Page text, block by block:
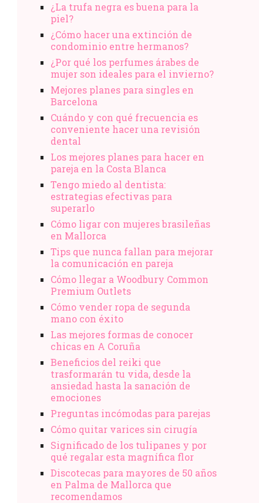
¿La trufa negra es buena para la
piel?
¿Cómo hacer una extinción de
condominio entre hermanos?
¿Por qué los perfumes árabes de
mujer son ideales para el invierno?
Mejores planes para singles en
Barcelona
Cuándo y con qué frecuencia es
conveniente hacer una revisión
dental
Los mejores planes para hacer en
pareja en la Costa Blanca
Tengo miedo al dentista:
estrategias efectivas para
superarlo
Cómo ligar con mujeres brasileñas
en Mallorca
Tips que nunca fallan para mejorar
la comunicación en pareja
Cómo llegar a Woodbury Common
Premium Outlets
Cómo vender ropa de segunda
mano​ con éxito
Las mejores formas de conocer
chicas en A Coruña
Beneficios del reiki que
trasformarán tu vida, desde la
ansiedad hasta la sanación de
emociones
Preguntas incómodas para parejas
Cómo quitar varices sin cirugía
Significado de los tulipanes y por
qué regalar esta magnífica flor
Discotecas para mayores de 50 años
en Palma de Mallorca que
recomendamos